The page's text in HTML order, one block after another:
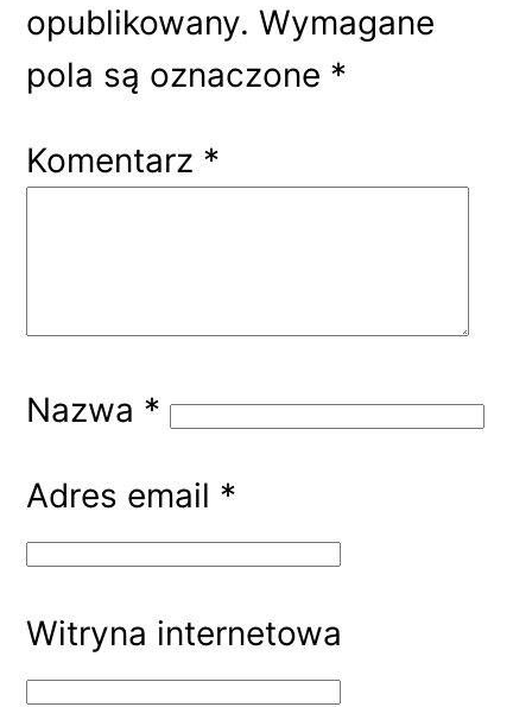
opublikowany. Wymagane
pola są oznaczone *
Komentarz *
Nazwa *
Adres email *
Witryna internetowa